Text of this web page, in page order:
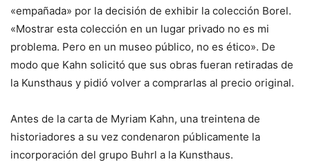
«empañada» por la decisión de exhibir la colección Borel.
«Mostrar esta colección en un lugar privado no es mi
problema. Pero en un museo público, no es ético». De
modo que Kahn solicitó que sus obras fueran retiradas de
la Kunsthaus y pidió volver a comprarlas al precio original.
Antes de la carta de Myriam Kahn, una treintena de
historiadores a su vez condenaron públicamente la
incorporación del grupo Buhrl a la Kunsthaus.